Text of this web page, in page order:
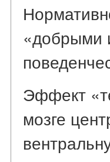
«добрыми
Эффект
мозге